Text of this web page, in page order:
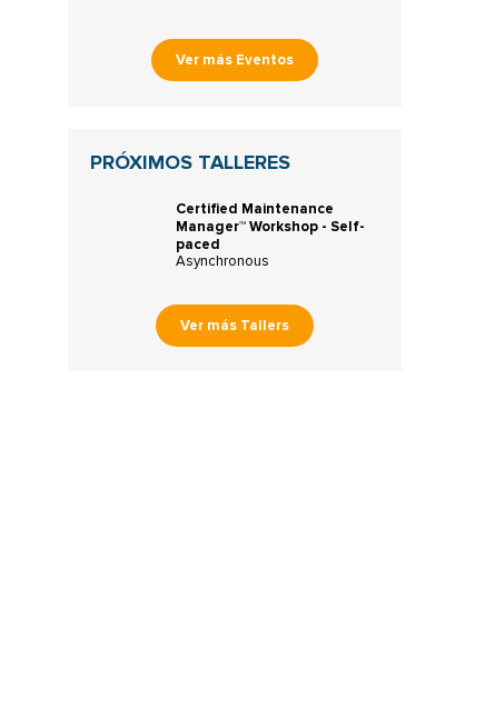
Ver más Eventos
PRÓXIMOS TALLERES
Certified Maintenance
Manager™ Workshop - Self-
paced
Asynchronous
Ver más Tallers